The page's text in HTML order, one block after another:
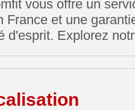
vous offre un
France et une
d'esprit. Explorez